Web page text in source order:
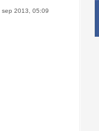
sep 2013, 05:09